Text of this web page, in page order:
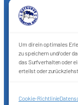
Um dir ein optimales
zu speichern und/oder
das Surfverhalten oder
erteilst oder
Cookie-Richtlinie